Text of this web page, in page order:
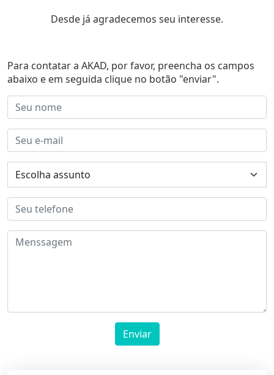
Desde já agradecemos seu interesse.
Para contatar a AKAD, por favor, preencha os campos
abaixo e em seguida clique no botão "enviar".
Enviar